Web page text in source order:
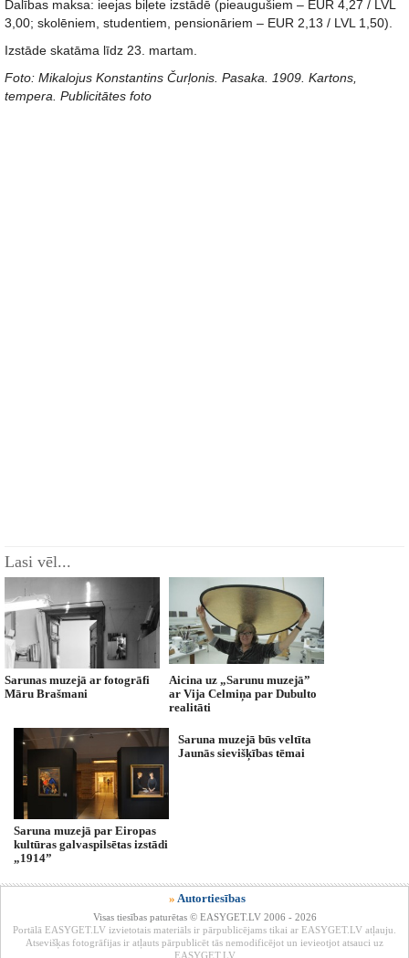
Dalības maksa: ieejas biļete izstādē (pieaugušiem – EUR 4,27 / LVL
3,00; skolēniem, studentiem, pensionāriem – EUR 2,13 / LVL 1,50).
Izstāde skatāma līdz 23. martam.
Foto: Mikalojus Konstantins Čurļonis. Pasaka. 1909. Kartons,
tempera. Publicitātes foto
Lasi vēl...
Sarunas muzejā ar fotogrāfi
Māru Brašmani
Aicina uz „Sarunu muzejā”
ar Vija Celmiņa par Dubulto
realitāti
Saruna muzejā par Eiropas
kultūras galvaspilsētas izstādi
„1914”
Saruna muzejā būs veltīta
Jaunās sievišķības tēmai
» Autortiesības
Visas tiesības paturētas © EASYGET.LV 2006 - 2026
Portālā EASYGET.LV izvietotais materiāls ir pārpublicējams tikai ar EASYGET.LV atļauju.
Atsevišķas fotogrāfijas ir atļauts pārpublicēt tās nemodificējot un ievieotjot atsauci uz
EASYGET.LV